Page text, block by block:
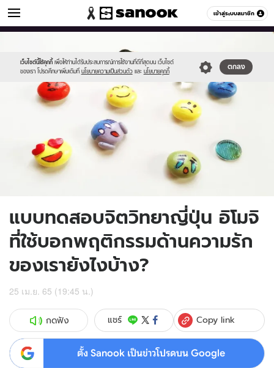
เข้าสู่ระบบสมาชิก
ดูดวง หมวดอื่นๆ
เว็บไซต์นี้ใช้คุกกี้ เพื่อให้ท่านได้รับประสบการณ์การใช้งานที่ดีที่สุดบน เว็บไซต์
ของเรา โปรดศึกษาเพิ่มเติมที่ นโยบายความเป็นส่วนตัว และ นโยบายคุกกี้
ตกลง
sanook.png
1536x1152.jpg
แบบทดสอบจิตวิทยาญี่ปุ่น อิโมจิ
ที่ใช้บอกพฤติกรรมด้านความรัก
ของเรายังไงบ้าง?
25 เม.ย. 65 (19:45 น.)
กดฟัง แชร์ Copy link
ตั้ง Sanook เป็นข่าวโปรดบน Google